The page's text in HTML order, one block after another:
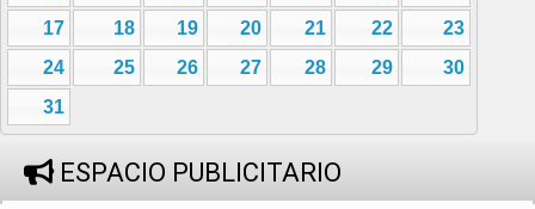
17
18 19 20 21 22
23
24
25 26 27 28 29
30
31
ESPACIO PUBLICITARIO